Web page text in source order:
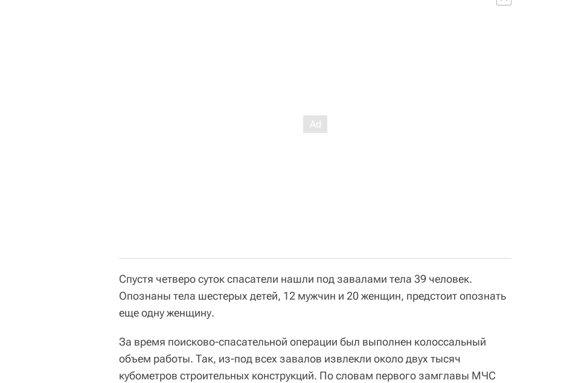
Спустя четверо суток спасатели нашли под завалами тела 39 человек.
Опознаны тела шестерых детей, 12 мужчин и 20 женщин, предстоит опознать
еще одну женщину.
За время поисково-спасательной операции был выполнен колоссальный
объем работы. Так, из-под всех завалов извлекли около двух тысяч
кубометров строительных конструкций. По словам первого замглавы МЧС